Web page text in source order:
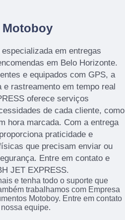
Motoboy
em entregas
em Belo Horizonte.
e equipados com GPS, a
e rastreamento em tempo real
oferece serviços
de cada cliente, como
hora marcada. Com a entrega
praticidade e
que precisam enviar ou
Entre em contato e
JET EXPRESS.
e tenha todo o suporte que
trabalhamos com Empresa
Motoboy. Entre em contato
equipe.